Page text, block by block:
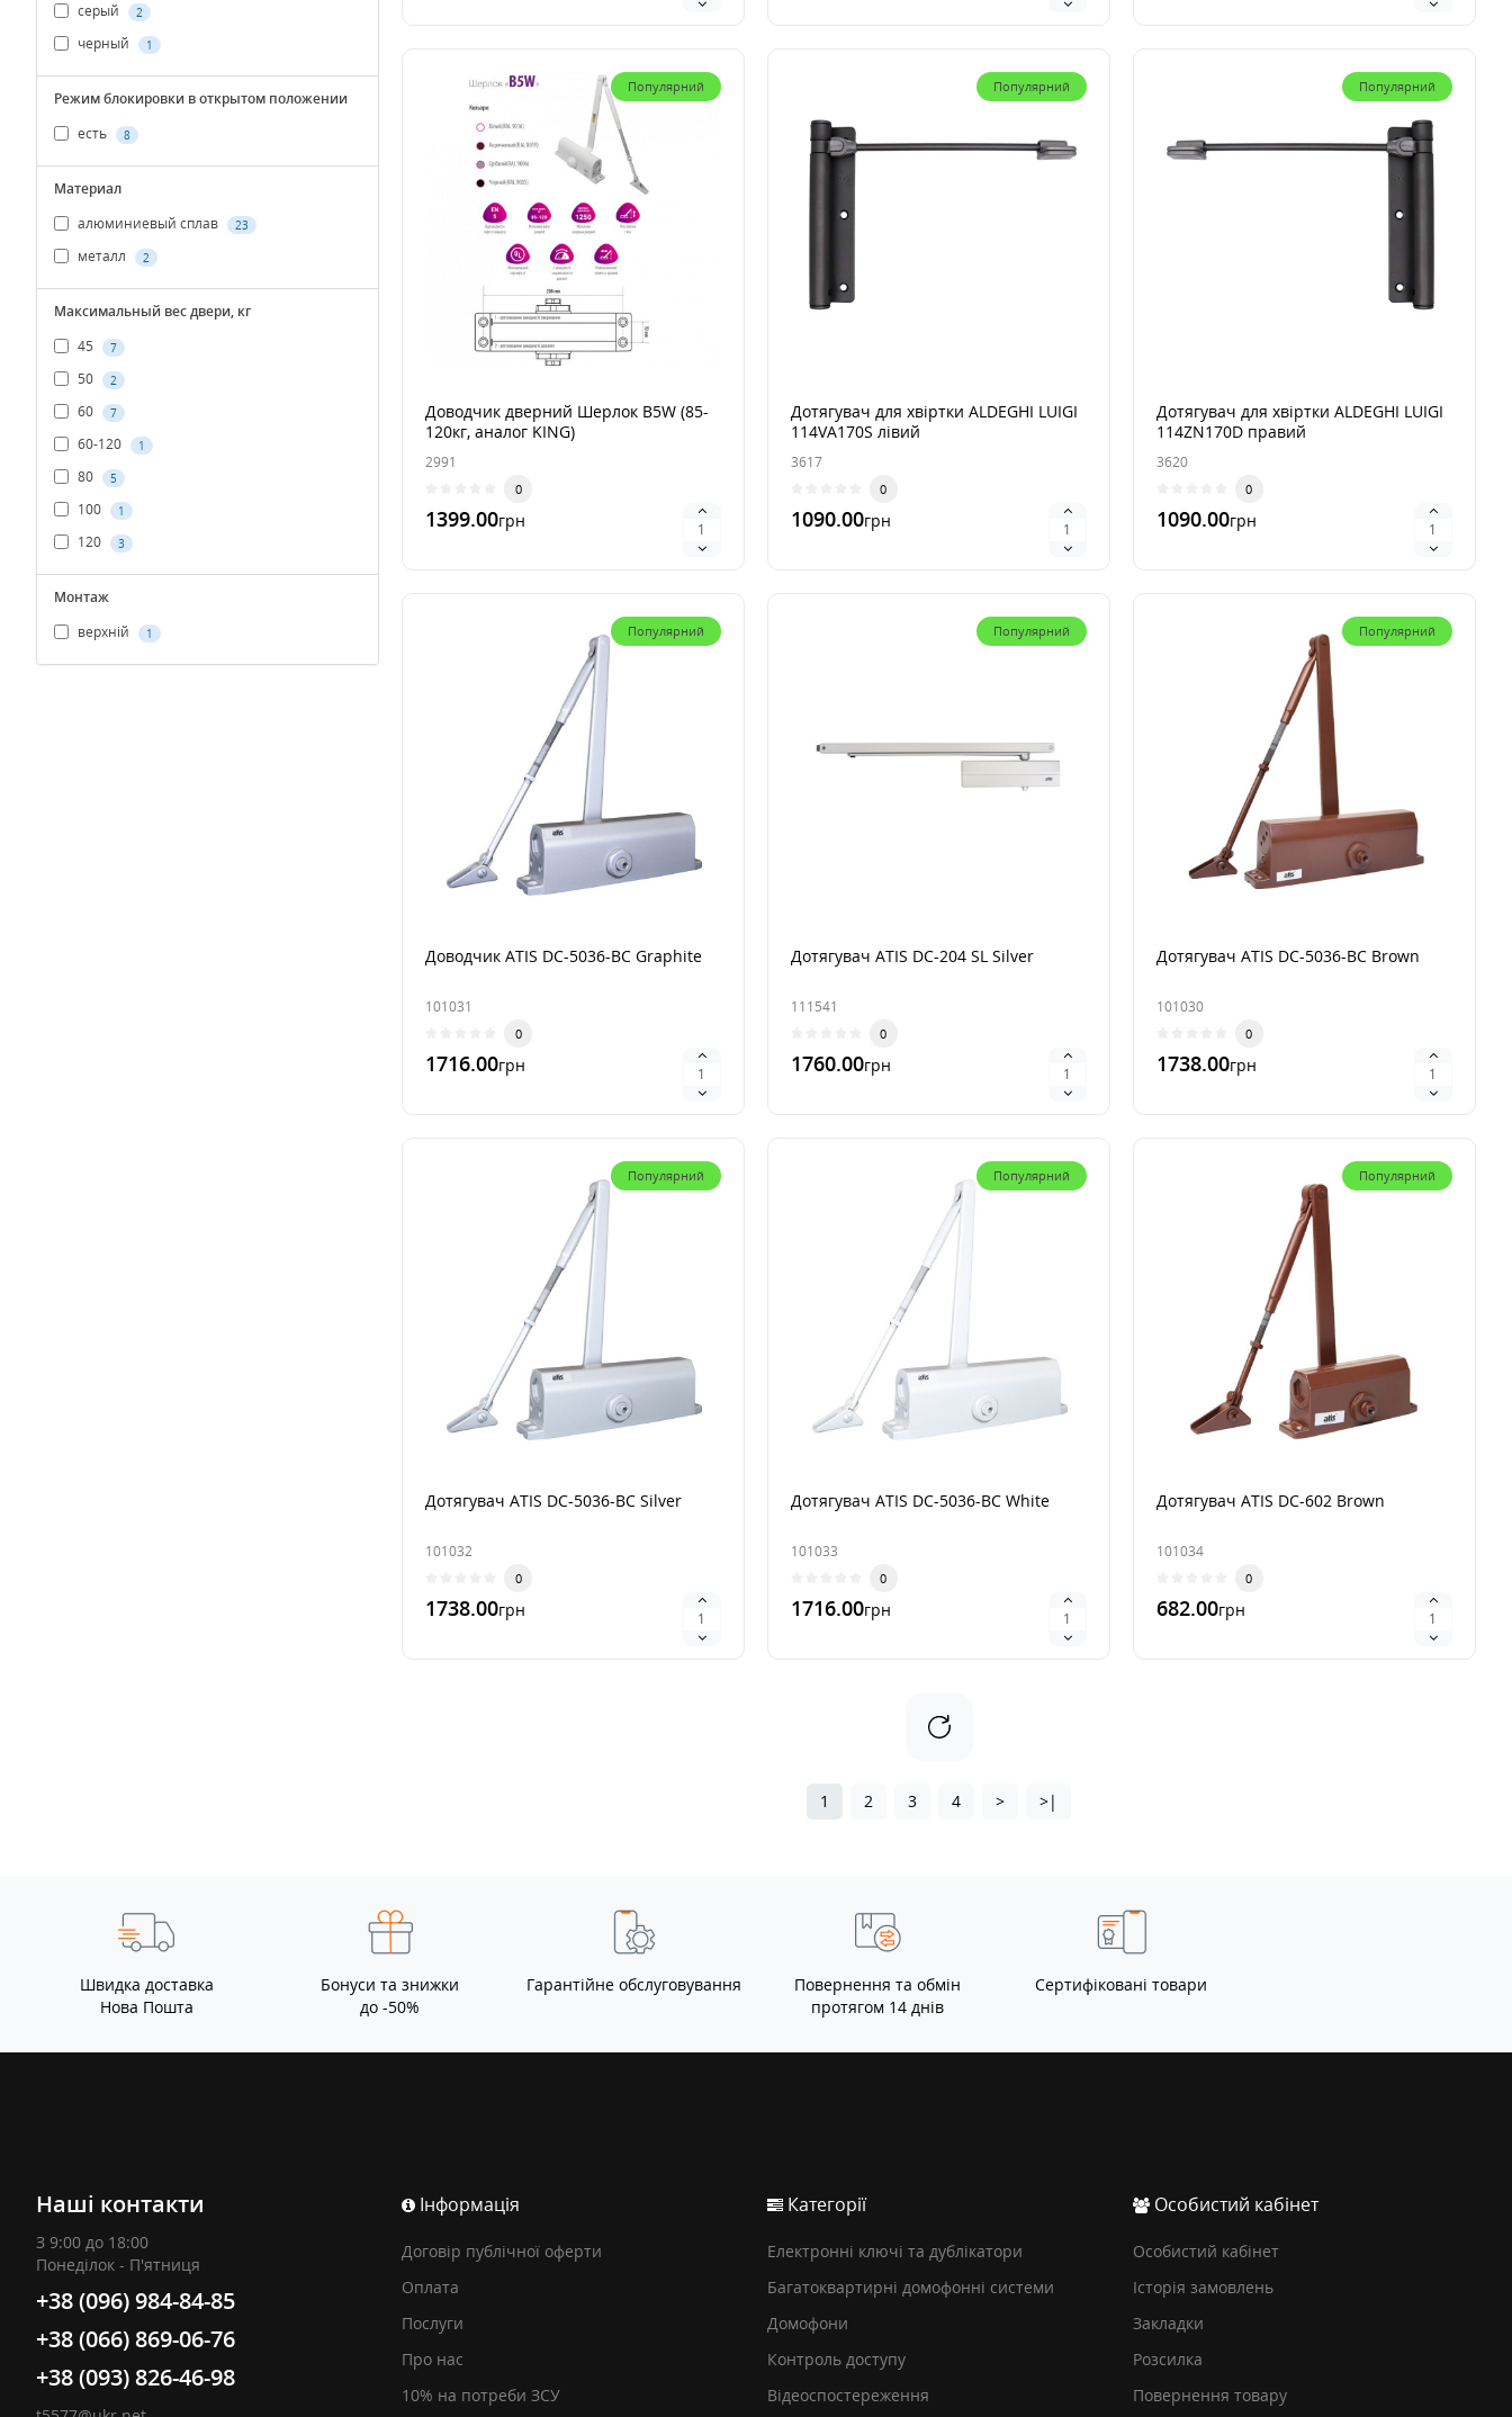
серый 2
черный 1
Режим блокировки в открытом положении
есть
8
Материал
алюминиевый сплав
23
металл 2
Максимальный вес двери, кг
45
7
50 2
60 7
60-120 1
80 5
100 1
120 3
Монтаж
верхній
1
Популярний
Доводчик дверний Шерлок B5W (85-
120кг, аналог KING)
2991
0
1399.00грн
Популярний
Дотягувач для хвіртки ALDEGHI LUIGI
114VA170S лівий
3617
0
1090.00грн
Популярний
Дотягувач для хвіртки ALDEGHI LUIGI
114ZN170D правий
3620
0
1090.00грн
Популярний
Доводчик ATIS DC-5036-BC Graphite
101031
0
1716.00грн
Популярний
Дотягувач ATIS DC-204 SL Silver
111541
0
1760.00грн
Популярний
Дотягувач ATIS DC-5036-BC Brown
101030
0
1738.00грн
Популярний
Дотягувач ATIS DC-5036-BC Silver
101032
0
1738.00грн
Популярний
Дотягувач ATIS DC-5036-BC White
101033
0
1716.00грн
Популярний
Дотягувач ATIS DC-602 Brown
101034
0
682.00грн
1 2 3 4 > >|
Швидка доставка
Нова Пошта
Бонуси та знижки
до -50%
Гарантійне обслуговування
Повернення та обмін
протягом 14 днів
Сертифіковані товари
Наші контакти
З 9:00 до 18:00
Понеділок - П'ятниця
+38 (096) 984-84-85
+38 (066) 869-06-76
+38 (093) 826-46-98
Інформація
Договір публічної оферти
Оплата
Послуги
Про нас
10% на потреби ЗСУ
Категорії
Електронні ключі та дублікатори
Багатоквартирні домофонні системи
Домофони
Контроль доступу
Відеоспостереження
Особистий кабінет
Особистий кабінет
Історія замовлень
Закладки
Розсилка
Повернення товару